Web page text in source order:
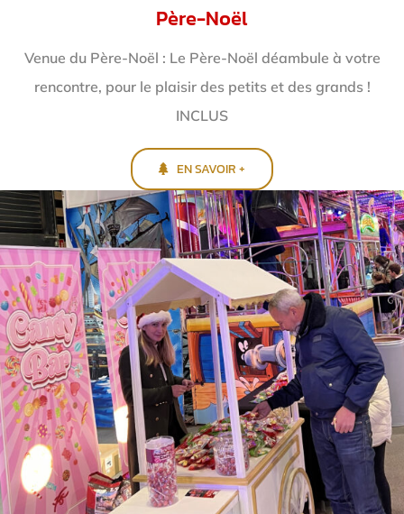
Père-Noël
Venue du Père-Noël : Le Père-Noël déambule à votre
rencontre, pour le plaisir des petits et des grands !
INCLUS
EN SAVOIR +